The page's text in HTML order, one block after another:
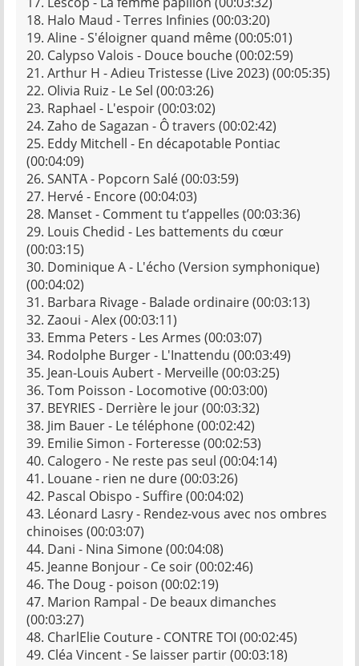
18. Halo Maud - Terres Infinies (00:03:20)
19. Aline - S'éloigner quand même (00:05:01)
20. Calypso Valois - Douce bouche (00:02:59)
21. Arthur H - Adieu Tristesse (Live 2023) (00:05:35)
22. Olivia Ruiz - Le Sel (00:03:26)
23. Raphael - L'espoir (00:03:02)
24. Zaho de Sagazan - Ô travers (00:02:42)
25. Eddy Mitchell - En décapotable Pontiac
(00:04:09)
26. SANTA - Popcorn Salé (00:03:59)
27. Hervé - Encore (00:04:03)
28. Manset - Comment tu t’appelles (00:03:36)
29. Louis Chedid - Les battements du cœur
(00:03:15)
30. Dominique A - L'écho (Version symphonique)
(00:04:02)
31. Barbara Rivage - Balade ordinaire (00:03:13)
32. Zaoui - Alex (00:03:11)
33. Emma Peters - Les Armes (00:03:07)
34. Rodolphe Burger - L'Inattendu (00:03:49)
35. Jean-Louis Aubert - Merveille (00:03:25)
36. Tom Poisson - Locomotive (00:03:00)
37. BEYRIES - Derrière le jour (00:03:32)
38. Jim Bauer - Le téléphone (00:02:42)
39. Emilie Simon - Forteresse (00:02:53)
40. Calogero - Ne reste pas seul (00:04:14)
41. Louane - rien ne dure (00:03:26)
42. Pascal Obispo - Suffire (00:04:02)
43. Léonard Lasry - Rendez-vous avec nos ombres
chinoises (00:03:07)
44. Dani - Nina Simone (00:04:08)
45. Jeanne Bonjour - Ce soir (00:02:46)
46. The Doug - poison (00:02:19)
47. Marion Rampal - De beaux dimanches
(00:03:27)
48. CharlElie Couture - CONTRE TOI (00:02:45)
49. Cléa Vincent - Se laisser partir (00:03:18)